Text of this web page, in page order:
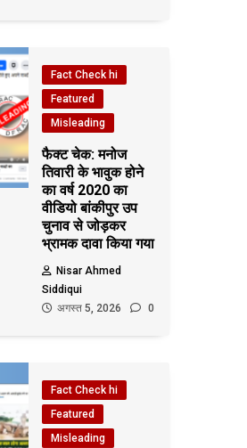
Fact Check hi
Featured
Misleading
फैक्ट चेक: मनोज
तिवारी के भावुक होने
का वर्ष 2020 का
वीडियो बांकीपुर उप
चुनाव से जोड़कर
भ्रामक दावा किया गया
Nisar Ahmed
Siddiqui
अगस्त 5, 2026
0
Fact Check hi
Featured
Misleading